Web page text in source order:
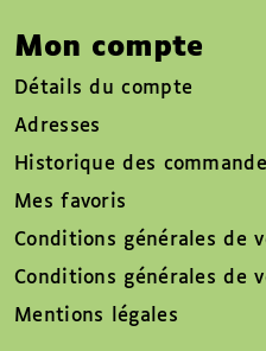
Mon compte
Détails du compte
Adresses
Historique des
Mes favoris
Conditions générales de
Conditions générales de
Mentions légales